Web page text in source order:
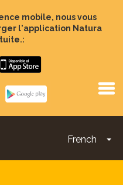
mobile, nous vous
l'application Natura
French
Main